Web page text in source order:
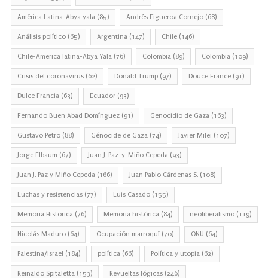
América Latina-Abya yala (85) Andrés Figueroa Cornejo (68)
Análisis político (65) Argentina (147) Chile (146)
Chile-America latina-Abya Yala (76) Colombia (89) Colombia (109)
Crisis del coronavirus (62) Donald Trump (97) Douce France (91)
Dulce Francia (63) Ecuador (93)
Fernando Buen Abad Domínguez (91) Genocidio de Gaza (163)
Gustavo Petro (88) Génocide de Gaza (74) Javier Milei (107)
Jorge Elbaum (67) Juan J. Paz-y-Miño Cepeda (93)
Juan J. Paz y Miño Cepeda (166) Juan Pablo Cárdenas S. (108)
Luchas y resistencias (77) Luis Casado (155)
Memoria Historica (76) Memoria histórica (84) neoliberalismo (119)
Nicolás Maduro (64) Ocupación marroquí (70) ONU (64)
Palestina/Israel (184) política (66) Política y utopia (62)
Reinaldo Spitaletta (153) Revueltas lógicas (246)